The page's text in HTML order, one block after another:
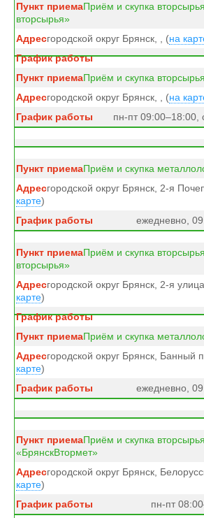
Приём и скупка
вторсырья»
городской округ Брянск, , (на
Приём и скупка
городской округ Брянск, , (на
пн-пт 09:00–18:00,
Приём и скупка
городской округ Брянск, 2-я
карте)
ежедневно,
Приём и скупка
вторсырья»
городской округ Брянск, 2-я
карте)
Приём и скупка
городской округ Брянск, Банный
карте)
ежедневно,
Приём и скупка
«БрянскВтормет»
городской округ Брянск,
карте)
пн-пт